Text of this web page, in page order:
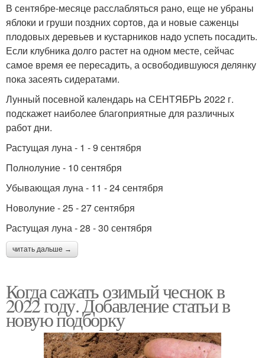
В сентябре-месяце расслабляться рано, еще не убраны
яблоки и груши поздних сортов, да и новые саженцы
плодовых деревьев и кустарников надо успеть посадить.
Если клубника долго растет на одном месте, сейчас
самое время ее пересадить, а освободившуюся делянку
пока засеять сидератами.
Лунный посевной календарь на СЕНТЯБРЬ 2022 г.
подскажет наиболее благоприятные для различных
работ дни.
Растущая луна - 1 - 9 сентября
Полнолуние - 10 сентября
Убывающая луна - 11 - 24 сентября
Новолуние - 25 - 27 сентября
Растущая луна - 28 - 30 сентября
читать дальше →
Когда сажать озимый чеснок в
2022 году. Добавление статьи в
новую подборку